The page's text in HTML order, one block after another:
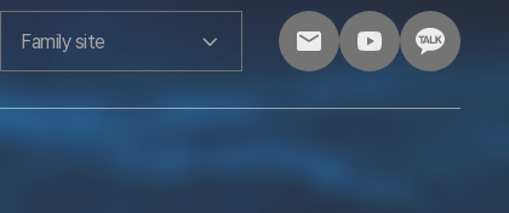
Family site